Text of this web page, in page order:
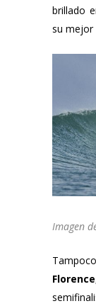
brillado
su mejor
Imagen
Florence